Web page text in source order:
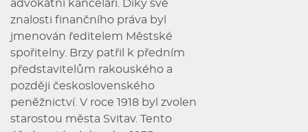
advokátní kanceláři. Díky své
znalosti finančního práva byl
jmenován ředitelem Městské
spořitelny. Brzy patřil k předním
představitelům rakouského a
později československého
peněžnictví. V roce 1918 byl zvolen
starostou města Svitav. Tento